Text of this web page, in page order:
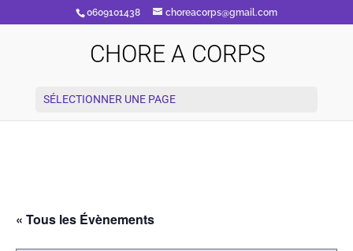
0609101438 choreacorps@gmail.com
CHORE A CORPS
SÉLECTIONNER UNE PAGE
« Tous les Évènements